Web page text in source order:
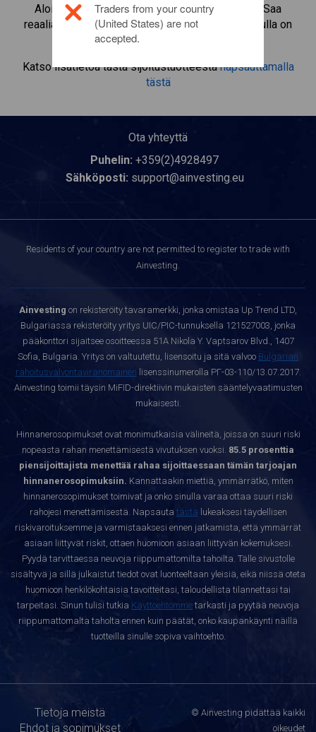
Aloita instrumentin BiogenCFD-kaupankäynti. Saa
reaaliaikaisia tarjouksia ja nosta osinkoja, jos sinulla on
itse osake.
Katso lisätietoa tästä sijoitustuotteestanapsauttamalla
tästä
Ota yhteyttä
Puhelin: +359(2)4928497
Sähköposti: support@ainvesting.eu
Residents of your country are not permitted to register to trade with
Ainvesting.
Ainvesting on rekisteröity tavaramerkki, jonka omistaa Up Trend LTD,
Bulgariassa rekisteröity yritys UIC/PIC-tunnuksella 121527003, jonka
pääkonttori sijaitsee osoitteessa 51A Nikola Y. Vaptsarov Blvd., 1407
Sofia, Bulgaria. Yritys on valtuutettu, lisensoitu ja sitä valvoo Bulgarian
rahoitusvalvontaviranomainen lisenssinumerolla РГ-03-110/13.07.2017.
Ainvesting toimii täysin MiFID-direktiivin mukaisten sääntelyvaatimusten
mukaisesti.
Hinnanerosopimukset ovat monimutkaisia välineitä, joissa on suuri riski
nopeasta rahan menettämisestä vivutuksen vuoksi. 85.5 prosenttia
piensijoittajista menettää rahaa sijoittaessaan tämän tarjoajan
hinnanerosopimuksiin. Kannattaakin miettiä, ymmärrätkö, miten
hinnanerosopimukset toimivat ja onko sinulla varaa ottaa suuri riski
rahojesi menettämisestä. Napsauta tästä lukeaksesi täydellisen
riskivaroituksemme ja varmistaaksesi ennen jatkamista, että ymmärrät
asiaan liittyvät riskit, ottaen huomioon asiaan liittyvän kokemuksesi.
Pyydä tarvittaessa neuvoja riippumattomilta tahoilta. Tälle sivustolle
sisältyvä ja sillä julkaistut tiedot ovat luonteeltaan yleisiä, eikä niissä oteta
huomioon henkilökohtaisia tavoitteitasi, taloudellista tilannettasi tai
tarpeitasi. Sinun tulisi tutkia Käyttöehtomme tarkasti ja pyytää neuvoja
riippumattomalta taholta ennen kuin päätät, onko kaupankäynti näillä
tuotteilla sinulle sopiva vaihtoehto.
Tietoja meistä
Ehdot ja sopimukset
© Ainvesting pidättää kaikki
oikeudet
Traders from your country
(United States) are not
accepted.